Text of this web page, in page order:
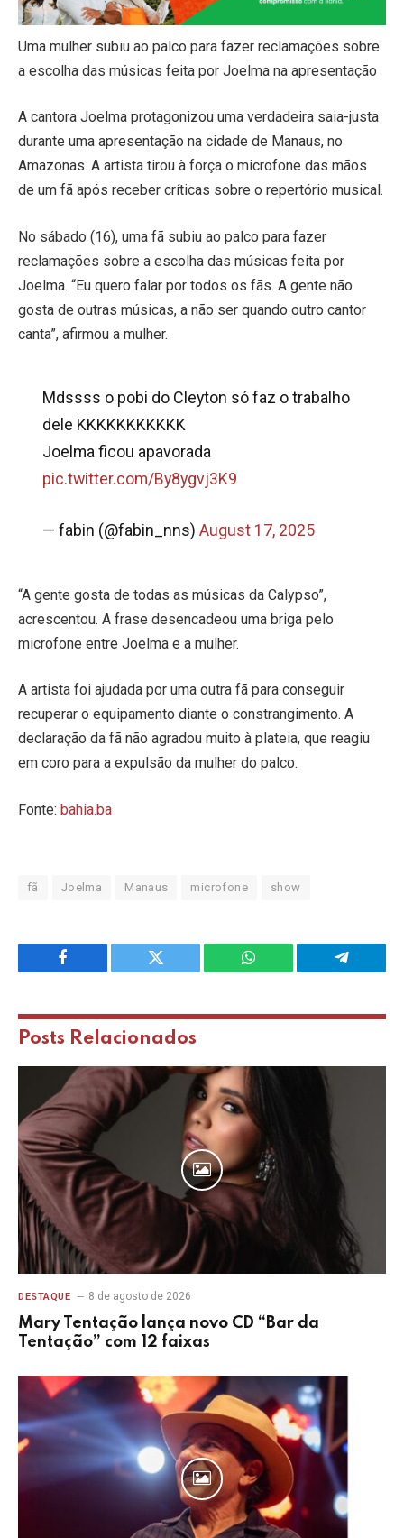
Uma mulher subiu ao palco para fazer reclamações sobre
a escolha das músicas feita por Joelma na apresentação
A cantora Joelma protagonizou uma verdadeira saia-justa
durante uma apresentação na cidade de Manaus, no
Amazonas. A artista tirou à força o microfone das mãos
de um fã após receber críticas sobre o repertório musical.
No sábado (16), uma fã subiu ao palco para fazer
reclamações sobre a escolha das músicas feita por
Joelma. “Eu quero falar por todos os fãs. A gente não
gosta de outras músicas, a não ser quando outro cantor
canta”, afirmou a mulher.
Mdssss o pobi do Cleyton só faz o trabalho
dele KKKKKKKKKKK
Joelma ficou apavorada
pic.twitter.com/By8ygvj3K9
— fabin (@fabin_nns) August 17, 2025
“A gente gosta de todas as músicas da Calypso”,
acrescentou. A frase desencadeou uma briga pelo
microfone entre Joelma e a mulher.
A artista foi ajudada por uma outra fã para conseguir
recuperar o equipamento diante o constrangimento. A
declaração da fã não agradou muito à plateia, que reagiu
em coro para a expulsão da mulher do palco.
Fonte: bahia.ba
fã Joelma Manaus microfone show
Facebook Twitter WhatsApp Telegram
Posts Relacionados
DESTAQUE 8 de agosto de 2026
Mary Tentação lança novo CD “Bar da
Tentação” com 12 faixas